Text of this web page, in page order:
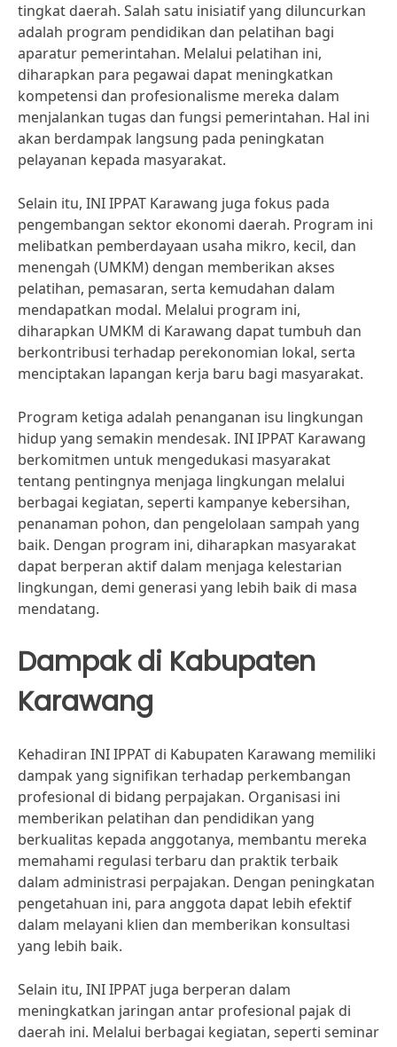
tingkat daerah. Salah satu inisiatif yang diluncurkan
adalah program pendidikan dan pelatihan bagi
aparatur pemerintahan. Melalui pelatihan ini,
diharapkan para pegawai dapat meningkatkan
kompetensi dan profesionalisme mereka dalam
menjalankan tugas dan fungsi pemerintahan. Hal ini
akan berdampak langsung pada peningkatan
pelayanan kepada masyarakat.
Selain itu, INI IPPAT Karawang juga fokus pada
pengembangan sektor ekonomi daerah. Program ini
melibatkan pemberdayaan usaha mikro, kecil, dan
menengah (UMKM) dengan memberikan akses
pelatihan, pemasaran, serta kemudahan dalam
mendapatkan modal. Melalui program ini,
diharapkan UMKM di Karawang dapat tumbuh dan
berkontribusi terhadap perekonomian lokal, serta
menciptakan lapangan kerja baru bagi masyarakat.
Program ketiga adalah penanganan isu lingkungan
hidup yang semakin mendesak. INI IPPAT Karawang
berkomitmen untuk mengedukasi masyarakat
tentang pentingnya menjaga lingkungan melalui
berbagai kegiatan, seperti kampanye kebersihan,
penanaman pohon, dan pengelolaan sampah yang
baik. Dengan program ini, diharapkan masyarakat
dapat berperan aktif dalam menjaga kelestarian
lingkungan, demi generasi yang lebih baik di masa
mendatang.
Dampak di Kabupaten
Karawang
Kehadiran INI IPPAT di Kabupaten Karawang memiliki
dampak yang signifikan terhadap perkembangan
profesional di bidang perpajakan. Organisasi ini
memberikan pelatihan dan pendidikan yang
berkualitas kepada anggotanya, membantu mereka
memahami regulasi terbaru dan praktik terbaik
dalam administrasi perpajakan. Dengan peningkatan
pengetahuan ini, para anggota dapat lebih efektif
dalam melayani klien dan memberikan konsultasi
yang lebih baik.
Selain itu, INI IPPAT juga berperan dalam
meningkatkan jaringan antar profesional pajak di
daerah ini. Melalui berbagai kegiatan, seperti seminar